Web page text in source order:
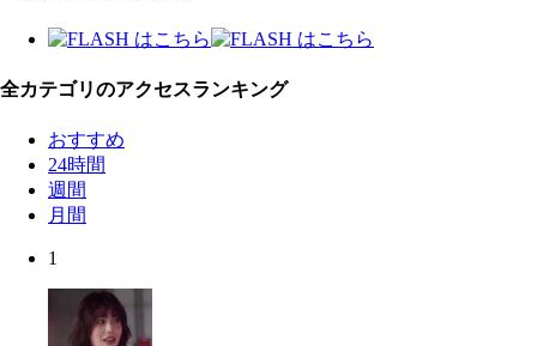
全カテゴリのアクセスランキング
おすすめ
24時間
週間
月間
1